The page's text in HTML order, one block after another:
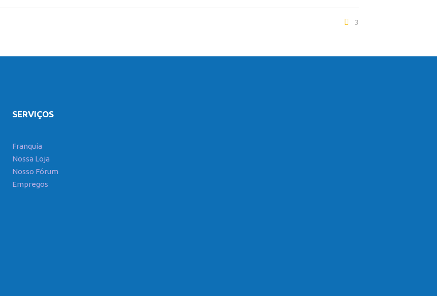
3
SERVIÇOS
Franquia
Nossa Loja
Nosso Fórum
Empregos